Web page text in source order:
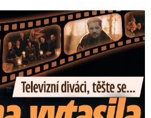
Další Zrádci a žhavé novinky